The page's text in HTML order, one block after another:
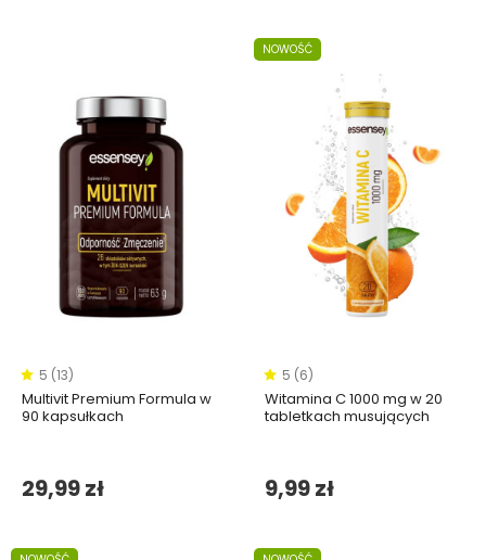
5 (13)
Multivit Premium Formula w
90 kapsułkach
29,99 zł
NOWOŚĆ
5 (6)
Witamina C 1000 mg w 20
tabletkach musujących
9,99 zł